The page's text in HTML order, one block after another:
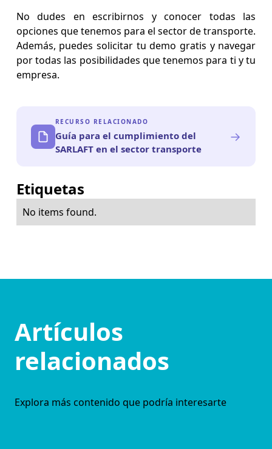
No dudes en escribirnos y conocer todas las
opciones que tenemos para el sector de transporte.
Además, puedes solicitar tu demo gratis y navegar
por todas las posibilidades que tenemos para ti y tu
empresa.
RECURSO RELACIONADO
Guía para el cumplimiento del
SARLAFT en el sector transporte
→
Etiquetas
No items found.
Artículos
relacionados
Explora más contenido que podría interesarte